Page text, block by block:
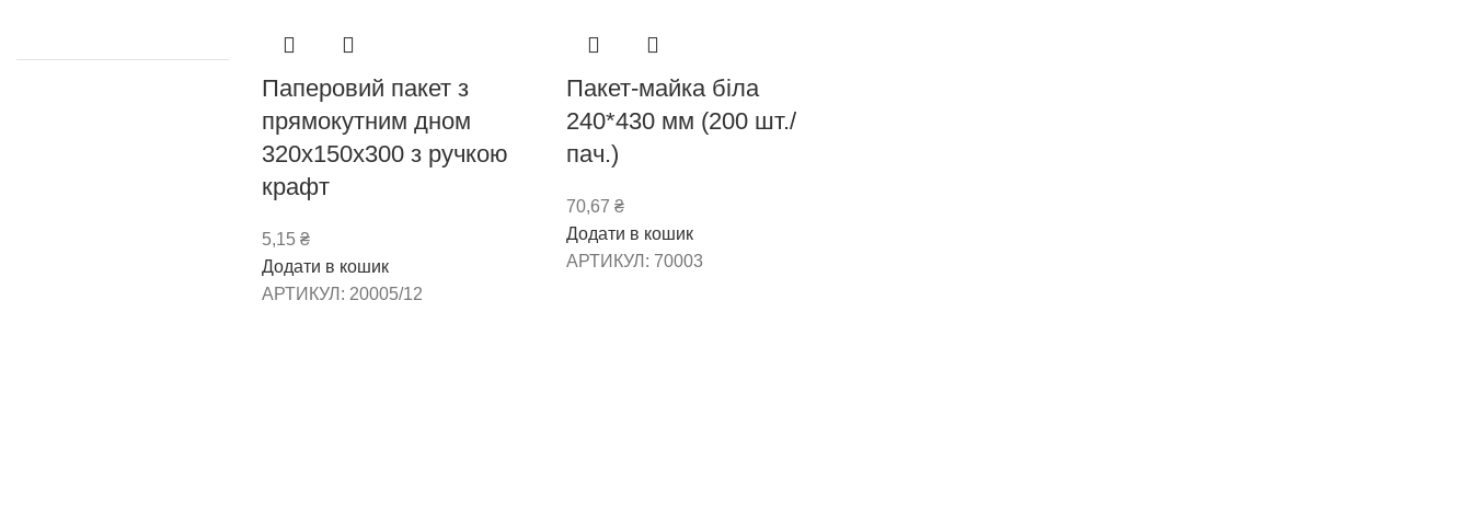
Паперовий пакет з
прямокутним дном
320х150х300 з ручкою
крафт
5,15 ₴
Додати в кошик
АРТИКУЛ: 20005/12
Пакет-майка біла
240*430 мм (200 шт./
пач.)
70,67 ₴
Додати в кошик
АРТИКУЛ: 70003